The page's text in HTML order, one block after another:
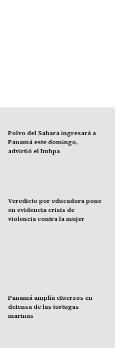
Polvo del Sahara ingresará a
Panamá este domingo,
advirtió el Imhpa
Veredicto por educadora pone
en evidencia crisis de
violencia contra la mujer
Panamá amplía efuerzos en
defensa de las tortugas
marinas